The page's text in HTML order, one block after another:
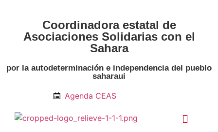
Coordinadora estatal de
Asociaciones Solidarias con el
Sahara
por la autodeterminación e independencia del pueblo
saharaui
Agenda CEAS